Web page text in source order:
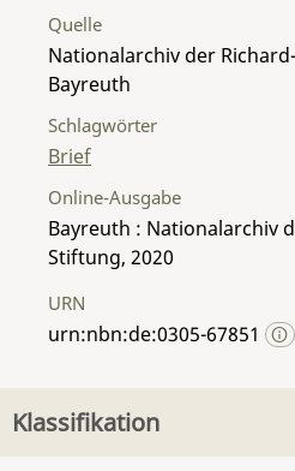
Quelle
Nationalarchiv der
Bayreuth
Schlagwörter
Brief
Online-Ausgabe
Bayreuth : Nationalarchiv
Stiftung, 2020
URN
urn:nbn:de:0305-67851
Klassifikation